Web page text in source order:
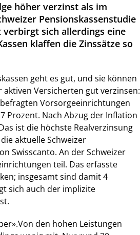
höher verzinst als im
Pensionskassenstudie
sich allerdings eine
klaffen die Zinssätze so
geht es gut, und sie können
Versicherten gut verzinsen:
Vorsorgeeinrichtungen
Prozent. Nach Abzug der Inflation
ist die höchste Realverzinsung
aktuelle Schweizer
Swisscanto. An der Schweizer
teil. Das erfasste
insgesamt sind damit 4
sich auch der implizite
den hohen Leistungen